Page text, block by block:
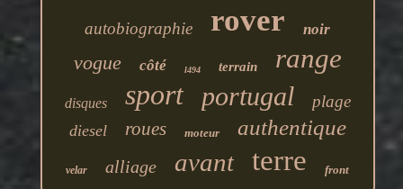
autobiographie rover noir
vogue côté l494 terrain range
disques sport portugal plage
diesel roues moteur authentique
velar alliage avant terre front